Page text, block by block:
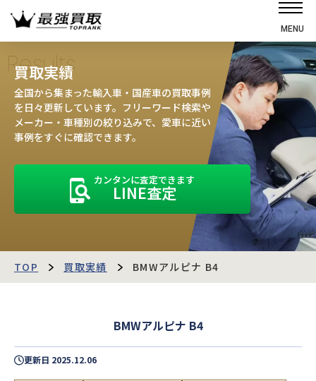
MENU
選ばれる理由
高価買取の仕組み
売却の流れ
お客様の声
運営会社
最強買取マガジン
Results
買取実績
全国から集まった輸入車・国産車の買取事例
を日々更新しています。フリーワード検索や
メーカー・車種別の絞り込みで、愛車に近い
事例をすぐに確認できます。
カンタンに査定できます
LINE査定
TOP 買取実績 BMWアルピナ B4
BMWアルピナ B4
更新日 2025.12.06